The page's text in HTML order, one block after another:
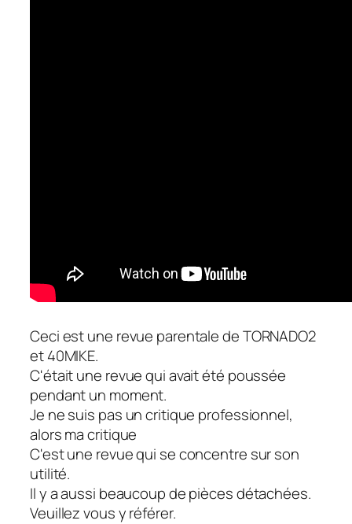
Ceci est une revue parentale de TORNADO2
et 40MIKE.
C'était une revue qui avait été poussée
pendant un moment.
Je ne suis pas un critique professionnel,
alors ma critique
C'est une revue qui se concentre sur son
utilité.
Il y a aussi beaucoup de pièces détachées.
Veuillez vous y référer.